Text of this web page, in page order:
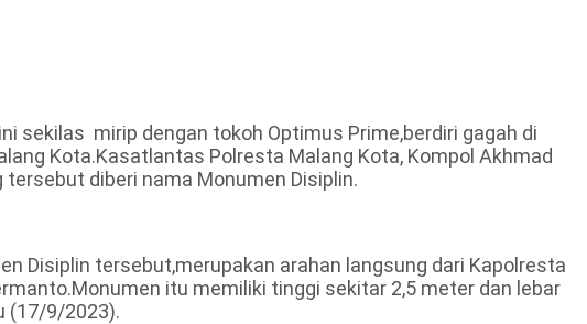
sekilas mirip dengan tokoh Optimus Prime,berdiri gagah di
Kota.Kasatlantas Polresta Malang Kota, Kompol Akhmad
diberi nama Monumen Disiplin.
Disiplin tersebut,merupakan arahan langsung dari Kapolresta
itu memiliki tinggi sekitar 2,5 meter dan lebar
(17/9/2023).